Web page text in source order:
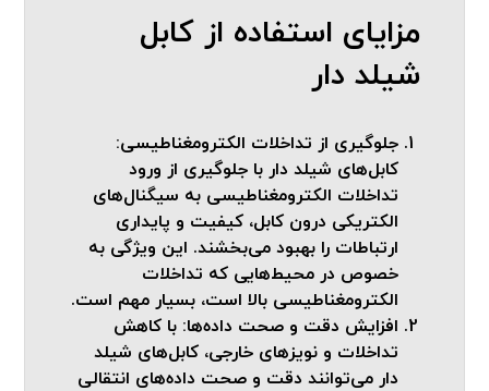
مزایای استفاده از کابل
شیلد دار
جلوگیری از تداخلات الکترومغناطیسی:
کابل‌های شیلد دار با جلوگیری از ورود
تداخلات الکترومغناطیسی به سیگنال‌های
الکتریکی درون کابل، کیفیت و پایداری
ارتباطات را بهبود می‌بخشند. این ویژگی به
خصوص در محیط‌هایی که تداخلات
الکترومغناطیسی بالا است، بسیار مهم است.
افزایش دقت و صحت داده‌ها: با کاهش
تداخلات و نویزهای خارجی، کابل‌های شیلد
دار می‌توانند دقت و صحت داده‌های انتقالی